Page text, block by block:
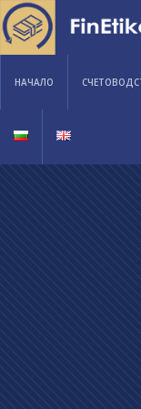
НАЧАЛО